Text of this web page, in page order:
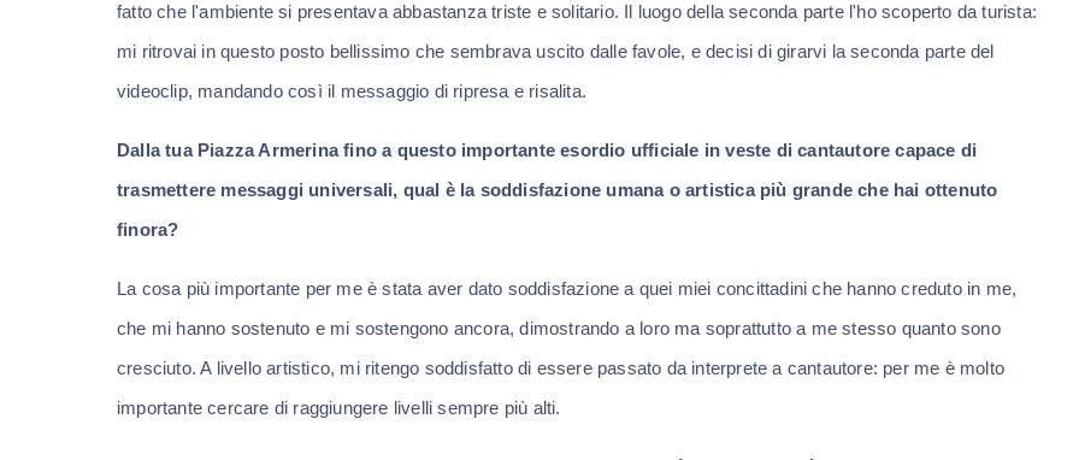
fatto che l'ambiente si presentava abbastanza triste e solitario. Il luogo della seconda parte l'ho scoperto da turista:
mi ritrovai in questo posto bellissimo che sembrava uscito dalle favole, e decisi di girarvi la seconda parte del
videoclip, mandando così il messaggio di ripresa e risalita.
Dalla tua Piazza Armerina fino a questo importante esordio ufficiale in veste di cantautore capace di
trasmettere messaggi universali, qual è la soddisfazione umana o artistica più grande che hai ottenuto
finora?
La cosa più importante per me è stata aver dato soddisfazione a quei miei concittadini che hanno creduto in me,
che mi hanno sostenuto e mi sostengono ancora, dimostrando a loro ma soprattutto a me stesso quanto sono
cresciuto. A livello artistico, mi ritengo soddisfatto di essere passato da interprete a cantautore: per me è molto
importante cercare di raggiungere livelli sempre più alti.